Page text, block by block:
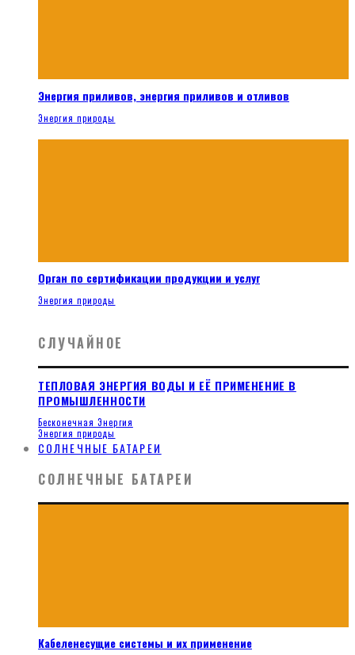
Энергия приливов, энергия приливов и отливов
Энергия природы
Орган по сертификации продукции и услуг
Энергия природы
СЛУЧАЙНОЕ
ТЕПЛОВАЯ ЭНЕРГИЯ ВОДЫ И ЕЁ ПРИМЕНЕНИЕ В
ПРОМЫШЛЕННОСТИ
Бесконечная Энергия
Энергия природы
СОЛНЕЧНЫЕ БАТАРЕИ
СОЛНЕЧНЫЕ БАТАРЕИ
Кабеленесущие системы и их применение